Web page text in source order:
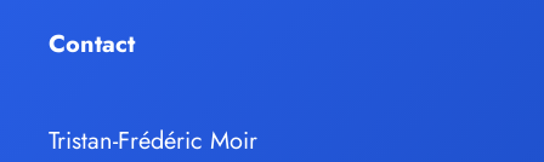
Contact
Tristan-Frédéric Moir